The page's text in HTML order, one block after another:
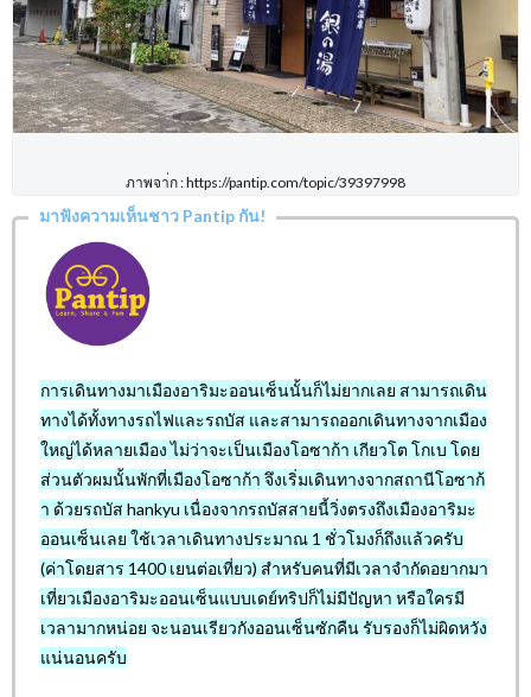
ภาพจา่ก : https://pantip.com/topic/39397998
มาฟังความเห็นชาว Pantip กัน!
การเดินทางมาเมืองอาริมะออนเซ็นนั้นก็ไม่ยากเลย สามารถเดิน
ทางได้ทั้งทางรถไฟและรถบัส และสามารถออกเดินทางจากเมือง
ใหญ่ได้หลายเมือง ไม่ว่าจะเป็นเมืองโอซาก้า เกียวโต โกเบ โดย
ส่วนตัวผมนั้นพักที่เมืองโอซาก้า จึงเริ่มเดินทางจากสถานีโอซาก้
า ด้วยรถบัส hankyu เนื่องจากรถบัสสายนี้วิ่งตรงถึงเมืองอาริมะ
ออนเซ็นเลย ใช้เวลาเดินทางประมาณ 1 ชั่วโมงก็ถึงแล้วครับ
(ค่าโดยสาร 1400 เยนต่อเที่ยว) สำหรับคนที่มีเวลาจำกัดอยากมา
เที่ยวเมืองอาริมะออนเซ็นแบบเดย์ทริปก็ไม่มีปัญหา หรือใครมี
เวลามากหน่อย จะนอนเรียวกังออนเซ็นซักคืน รับรองก็ไม่ผิดหวัง
แน่นอนครับ